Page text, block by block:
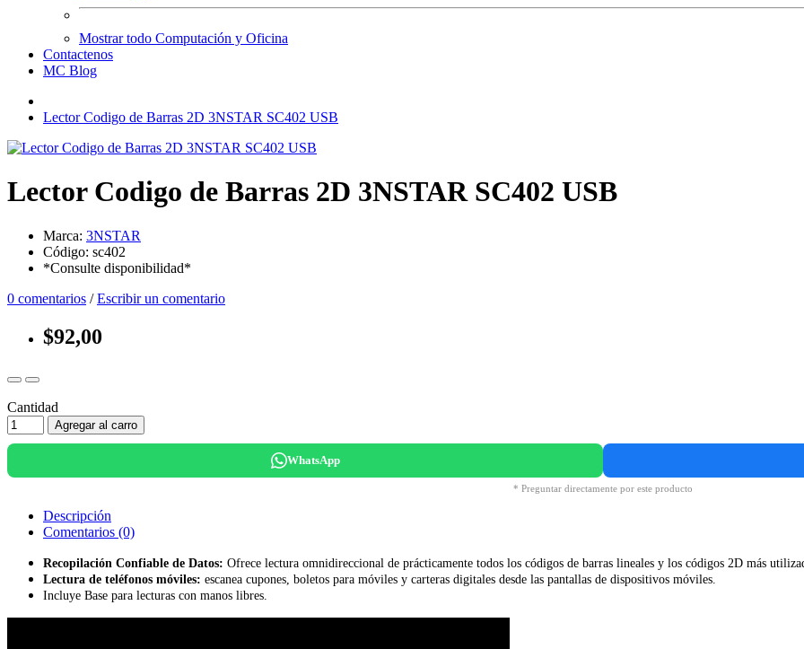
Mostrar todo Computación y Oficina
Contactenos
MC Blog
Lector Codigo de Barras 2D 3NSTAR SC402 USB
Lector Codigo de Barras 2D 3NSTAR SC402 USB
Marca: 3NSTAR
Código: sc402
*Consulte disponibilidad*
0 comentarios /Escribir un comentario
$92,00
Cantidad
Agregar al carro
WhatsApp
* Preguntar directamente por este producto
Descripción
Comentarios (0)
Recopilación Confiable de Datos: Ofrece lectura omnidireccional de prácticamente todos los códigos de barras lineales y los códigos 2D más
Lectura de teléfonos móviles: escanea cupones, boletos para móviles y carteras digitales desde las pantallas de dispositivos móviles.
Incluye Base para lecturas con manos libres.